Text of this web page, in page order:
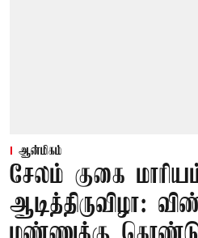
ஆன்மிகம்
சேலம் குகை
ஆடித்திருவிழா: